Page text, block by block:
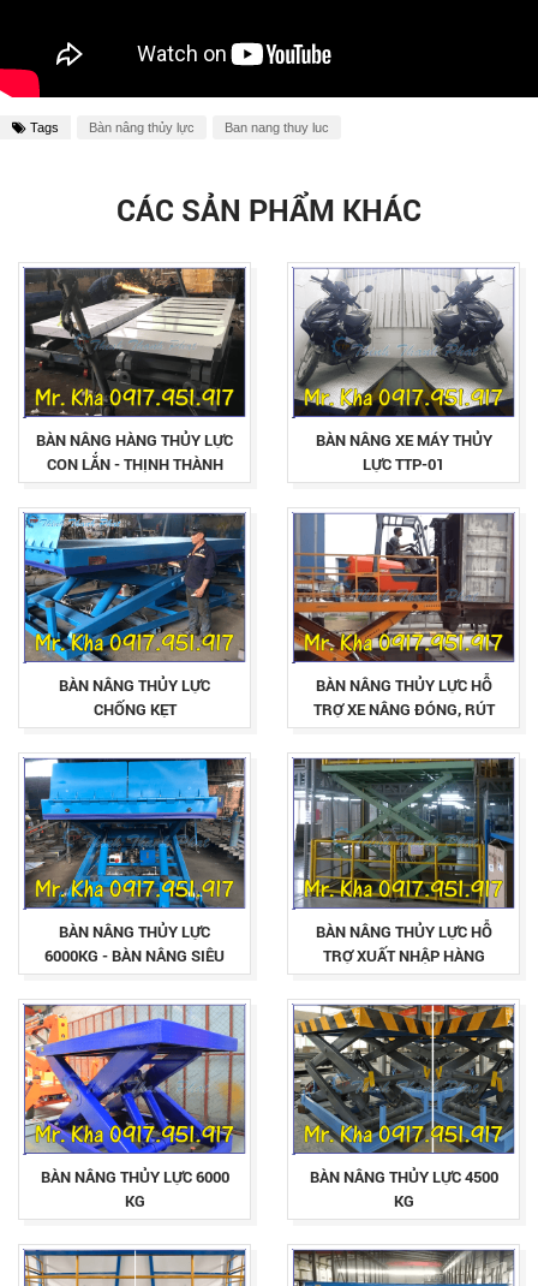
Tags Bàn nâng thủy lực Ban nang thuy luc
CÁC SẢN PHẨM KHÁC
BÀN NÂNG HÀNG THỦY LỰC
CON LẮN - THỊNH THÀNH
PHÁT
BÀN NÂNG XE MÁY THỦY
LỰC TTP-01
BÀN NÂNG THỦY LỰC
CHỐNG KẸT
BÀN NÂNG THỦY LỰC HỖ
TRỢ XE NÂNG ĐÓNG, RÚT
HÀNG
BÀN NÂNG THỦY LỰC
6000KG - BÀN NÂNG SIÊU
TRỌNG
BÀN NÂNG THỦY LỰC HỖ
TRỢ XUẤT NHẬP HÀNG
BÀN NÂNG THỦY LỰC 6000
KG
BÀN NÂNG THỦY LỰC 4500
KG